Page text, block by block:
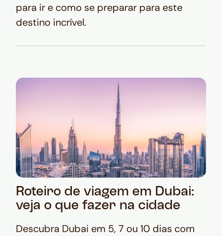
para ir e como se preparar para este
destino incrível.
Roteiro de viagem em Dubai:
veja o que fazer na cidade
Descubra Dubai em 5, 7 ou 10 dias com